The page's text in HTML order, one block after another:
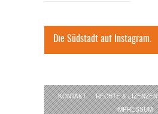
Die Südstadt auf Instagram.
KONTAKT RECHTE & LIZENZEN
IMPRESSUM